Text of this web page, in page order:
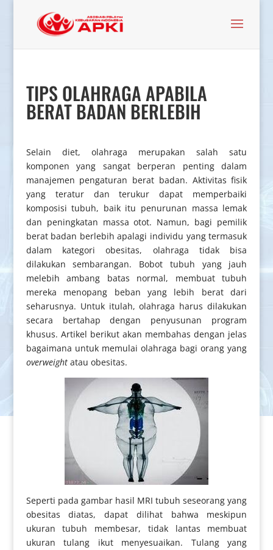
TIPS OLAHRAGA APABILA
BERAT BADAN BERLEBIH
Selain diet, olahraga merupakan salah satu
komponen yang sangat berperan penting dalam
manajemen pengaturan berat badan. Aktivitas fisik
yang teratur dan terukur dapat memperbaiki
komposisi tubuh, baik itu penurunan massa lemak
dan peningkatan massa otot. Namun, bagi pemilik
berat badan berlebih apalagi individu yang termasuk
dalam kategori obesitas, olahraga tidak bisa
dilakukan sembarangan. Bobot tubuh yang jauh
melebih ambang batas normal, membuat tubuh
mereka menopang beban yang lebih berat dari
seharusnya. Untuk itulah, olahraga harus dilakukan
secara bertahap dengan penyusunan program
khusus. Artikel berikut akan membahas dengan jelas
bagaimana untuk memulai olahraga bagi orang yang
overweightatau obesitas.
Seperti pada gambar hasil MRI tubuh seseorang yang
obesitas diatas, dapat dilihat bahwa meskipun
ukuran tubuh membesar, tidak lantas membuat
ukuran tulang ikut menyesuaikan. Tulang yang